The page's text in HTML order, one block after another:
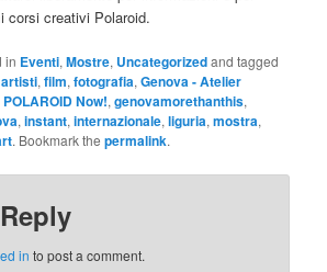
corsi creativi Polaroid.
in Eventi,Mostre, Uncategorizedand tagged
artisti,film,fotografia,Genova - Atelier
Now!,genovamorethanthis,
,instant,internazionale,liguria,mostra,
. Bookmark thepermalink.
in to post a comment.